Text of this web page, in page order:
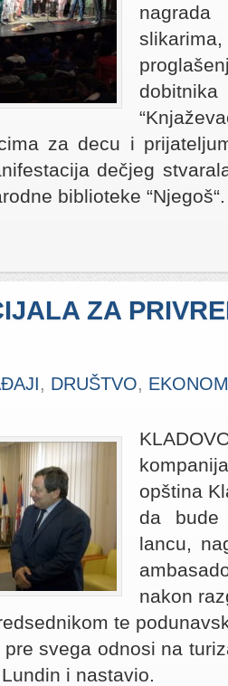
za decu i
dečjeg
biblioteke “Njegoš“.
ZA
, DRUŠTVO,
opština
da
lancu,
nakon
te
svega odnosi na
i nastavio.